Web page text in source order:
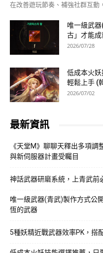
在改善遊玩節奏、補強社群互動
唯一級武
古」才能
2026/07/28
低成本火
輕鬆上手 (
2026/07/02
最新資訊
《天堂M》聊聊天釋出多項
與新伺服器計畫受矚目
神話武器研磨系統，上青武前
唯一級武器(青武)製作方式公
恆的武器
5種妖精近戰武器效率PK，搭